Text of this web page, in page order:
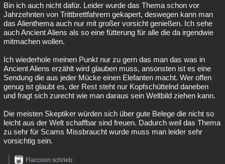
Bin ich auch nicht dafür. Leider wurde das Thema schon vor
Jahrzehnten von Trittbrettfahrern gekapert, deswegen kann man
das Alienthema auch nur mit großer vorsicht genießen. Ich sehe
auch Ancient Aliens als so eine fütterung für alle die da irgendwie
mitmachen wollen.
Ich wiederhole meinen Punkt nur zu gern das man das was in
Ancient Aliens erzählt wird glauben muss, ansonsten ist es eine
Sendung die aus jeder Mücke einen Elefanten macht. Wer offen
genug ist glaubt es, der Rest steht nur Kopfschüttelnd daneben
und fragt sich zurecht wie man daraus sein Weltbild ziehen kann.
Die meisten Skeptiker würden sich über gute Belege die nicht so
leicht aus der Welt schaffbar sind freuen. Dadurch weil das Thema
zu sehr für Scams Missbraucht wurde muss man leider sehr
vorsichtig sein.
Flaccoon schrieb: